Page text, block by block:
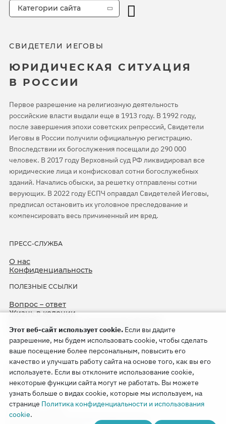
СВИДЕТЕЛИ ИЕГОВЫ
ЮРИДИЧЕСКАЯ СИТУАЦИЯ
В РОССИИ
Первое разрешение на религиозную деятельность
российские власти выдали еще в 1913 году. В 1992 году,
после завершения эпохи советских репрессий, Свидетели
Иеговы в России получили официальную регистрацию.
Впоследствии их богослужения посещали до 290 000
человек. В 2017 году Верховный суд РФ ликвидировал все
юридические лица и конфисковал сотни богослужебных
зданий. Начались обыски, за решетку отправлены сотни
верующих. В 2022 году ЕСПЧ оправдал Свидетелей Иеговы,
предписал остановить их уголовное преследование и
компенсировать весь причиненный им вред.
ПРЕСС-СЛУЖБА
О нас
Конфиденциальность
ПОЛЕЗНЫЕ ССЫЛКИ
Вопрос – ответ
Жизнь в колонии
75-я годовщина операции «Север»
Категории сайта
Copyright © 2026
Watch Tower Bible and Tract Society of Korea.
Этот веб-сайт использует cookie. Если вы дадите
разрешение, мы будем использовать cookie, чтобы сделать
ваше посещение более персональным, повысить его
качество и улучшать работу сайта на основе того, как вы его
используете. Если вы отклоните использование cookie,
некоторые функции сайта могут не работать. Вы можете
узнать больше о видах cookie, которые мы используем, на
странице Политика конфиденциальности и использования
cookie.